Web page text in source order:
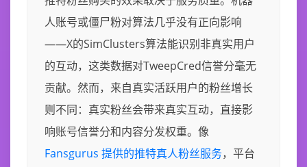
人账号或僵尸粉对算法几乎没有正向影响
——X的SimClusters算法能识别非真实用户
的互动，这类数据对TweepCred信誉分毫无
贡献。然而，来自真实活跃用户的粉丝增长
则不同：真实粉丝会带来真实互动，直接影
响账号信誉分和内容分发权重。像
Fansgurus 提供的推特真人粉丝服务，平台